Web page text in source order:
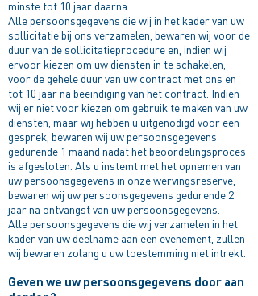
minste tot 10 jaar daarna.
Alle persoonsgegevens die wij in het kader van uw
sollicitatie bij ons verzamelen, bewaren wij voor de
duur van de sollicitatieprocedure en, indien wij
ervoor kiezen om uw diensten in te schakelen,
voor de gehele duur van uw contract met ons en
tot 10 jaar na beëindiging van het contract. Indien
wij er niet voor kiezen om gebruik te maken van uw
diensten, maar wij hebben u uitgenodigd voor een
gesprek, bewaren wij uw persoonsgegevens
gedurende 1 maand nadat het beoordelingsproces
is afgesloten. Als u instemt met het opnemen van
uw persoonsgegevens in onze wervingsreserve,
bewaren wij uw persoonsgegevens gedurende 2
jaar na ontvangst van uw persoonsgegevens.
Alle persoonsgegevens die wij verzamelen in het
kader van uw deelname aan een evenement, zullen
wij bewaren zolang u uw toestemming niet intrekt.
Geven we uw persoonsgegevens door aan